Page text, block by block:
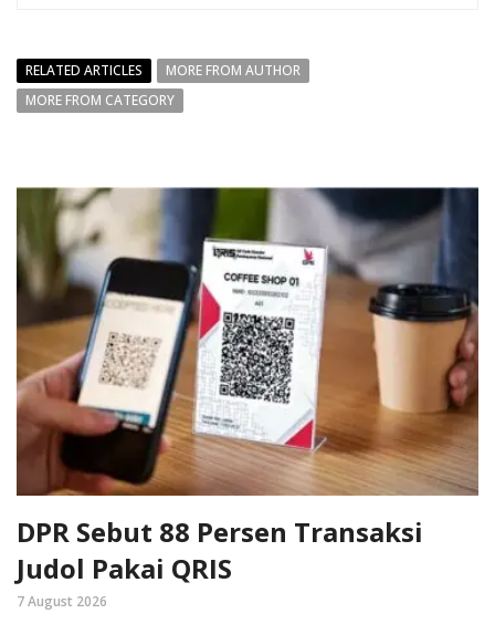
RELATED ARTICLES
MORE FROM AUTHOR
MORE FROM CATEGORY
DPR Sebut 88 Persen Transaksi
Judol Pakai QRIS
7 August 2026